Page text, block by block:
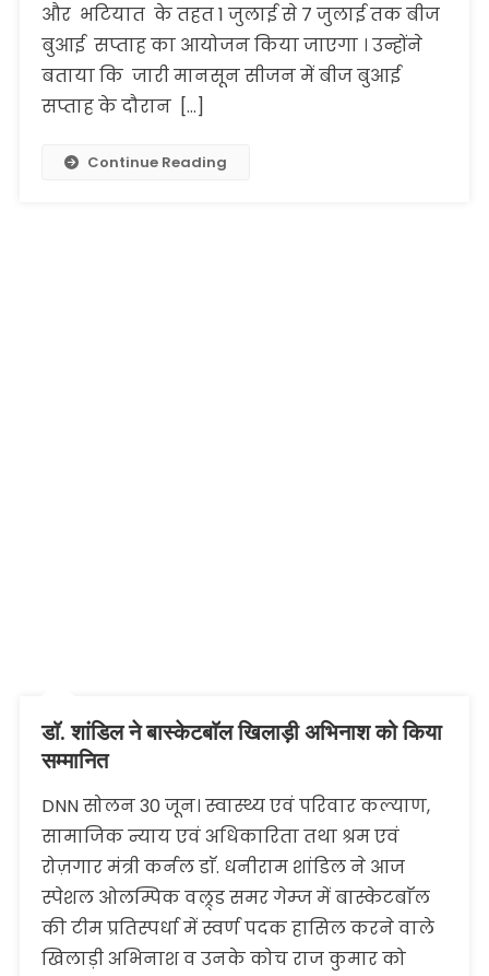
और भटियात के तहत 1 जुलाई से 7 जुलाई तक बीज
बुआई सप्ताह का आयोजन किया जाएगा । उन्होंने
बताया कि जारी मानसून सीजन में बीज बुआई
सप्ताह के दौरान […]
Continue Reading
डाॅ. शांडिल ने बास्केटबाॅल खिलाड़ी अभिनाश को किया
सम्मानित
DNN सोलन 30 जून। स्वास्थ्य एवं परिवार कल्याण,
सामाजिक न्याय एवं अधिकारिता तथा श्रम एवं
रोज़गार मंत्री कर्नल डाॅ. धनीराम शांडिल ने आज
स्पेशल ओलम्पिक वल्र्ड समर गेम्ज में बास्केटबाॅल
की टीम प्रतिस्पर्धा में स्वर्ण पदक हासिल करने वाले
खिलाड़ी अभिनाश व उनके कोच राज कुमार को